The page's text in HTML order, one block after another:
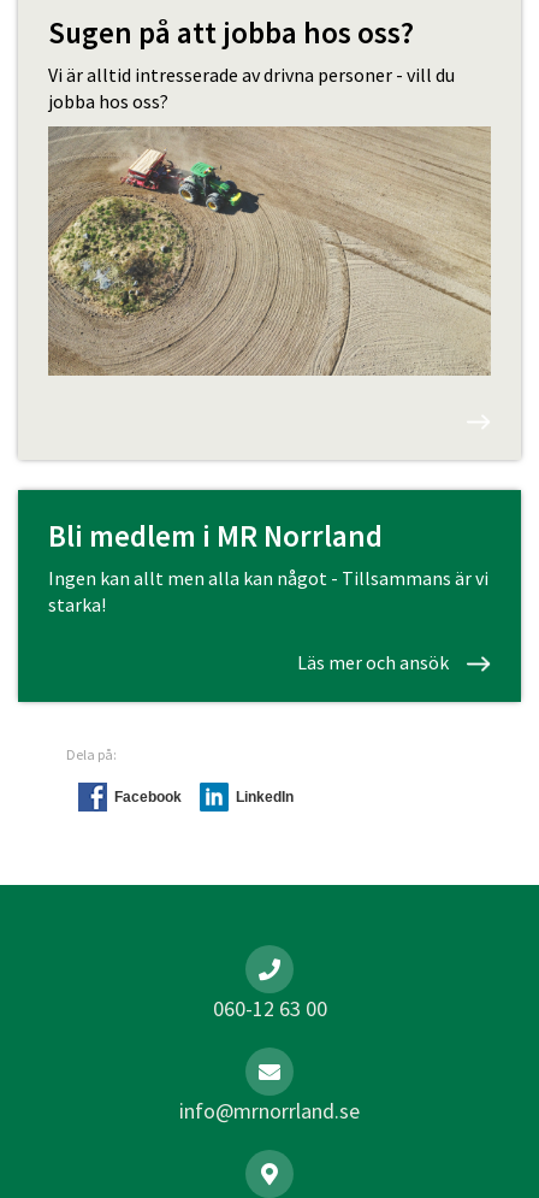
Sugen på att jobba hos oss?
Vi är alltid intresserade av drivna personer - vill du
jobba hos oss?
Bli medlem i MR Norrland
Ingen kan allt men alla kan något - Tillsammans är vi
starka!
Läs mer och ansök
Dela på:
Facebook LinkedIn
060-12 63 00
info@mrnorrland.se